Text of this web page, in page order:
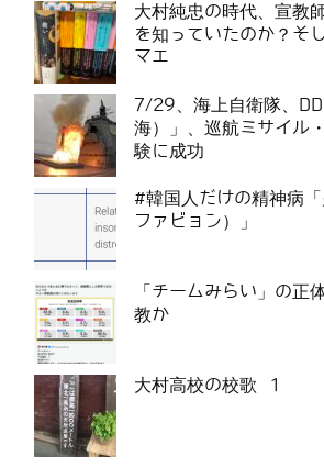
大村純忠の時代、宣教
を知っていたのか？そ
マエ
7/29、海上自衛隊、
海）」、巡航ミサイル
験に成功
#韓国人だけの精神病「
ファビョン）」
「チームみらい」の正
教か
大村高校の校歌 1